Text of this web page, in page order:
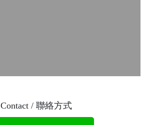
Contact / 聯絡方式